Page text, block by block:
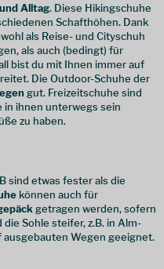
Alltag. Diese Hikingschuhe
Schafthöhen. Dank
als Reise- und Cityschuh
als auch (bedingt) für
bist du mit Ihnen immer auf
Die Outdoor-Schuhe der
gut. Freizeitschuhe sind
in ihnen unterwegs sein
zu haben.
sind etwas fester als die
können auch für
getragen werden, sofern
Sohle steifer, z.B. in Alm-
Wegen geeignet.